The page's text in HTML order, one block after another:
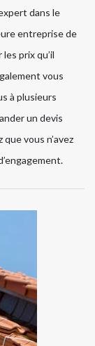
dans le
entreprise de
prix qu’il
vous
à plusieurs
un devis
vous n’avez